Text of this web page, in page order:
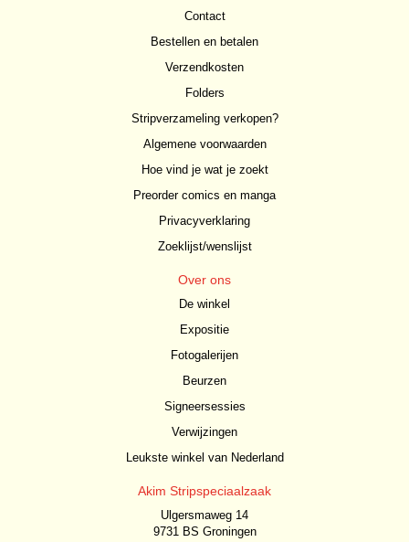
Contact
Bestellen en betalen
Verzendkosten
Folders
Stripverzameling verkopen?
Algemene voorwaarden
Hoe vind je wat je zoekt
Preorder comics en manga
Privacyverklaring
Zoeklijst/wenslijst
Over ons
De winkel
Expositie
Fotogalerijen
Beurzen
Signeersessies
Verwijzingen
Leukste winkel van Nederland
Akim Stripspeciaalzaak
Ulgersmaweg 14
9731 BS Groningen